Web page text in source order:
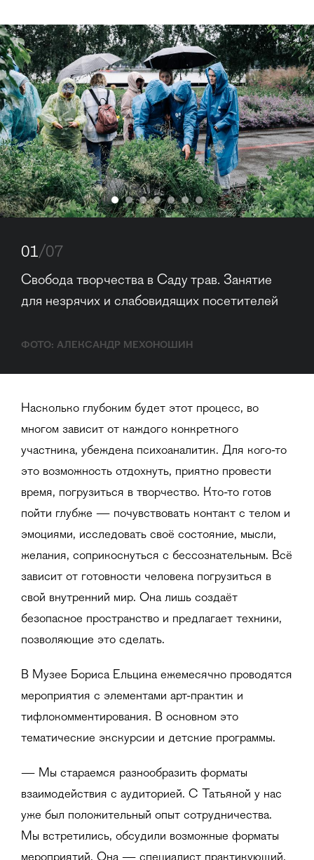
01/07
Свобода творчества в Саду трав. Занятие
для незрячих и слабовидящих посетителей
ФОТО: АЛЕКСАНДР МЕХОНОШИН
Насколько глубоким будет этот процесс, во
многом зависит от каждого конкретного
участника, убеждена психоаналитик. Для кого-то
это возможность отдохнуть, приятно провести
время, погрузиться в творчество. Кто-то готов
пойти глубже — почувствовать контакт с телом и
эмоциями, исследовать своё состояние, мысли,
желания, соприкоснуться с бессознательным. Всё
зависит от готовности человека погрузиться в
свой внутренний мир. Она лишь создаёт
безопасное пространство и предлагает техники,
позволяющие это сделать.
В Музее Бориса Ельцина ежемесячно проводятся
мероприятия с элементами арт-практик и
тифлокомментирования. В основном это
тематические экскурсии и детские программы.
— Мы стараемся разнообразить форматы
взаимодействия с аудиторией. С Татьяной у нас
уже был положительный опыт сотрудничества.
Мы встретились, обсудили возможные форматы